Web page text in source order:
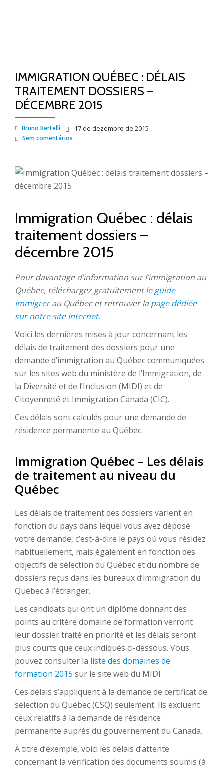
IMMIGRATION QUÉBEC : DÉLAIS
TRAITEMENT DOSSIERS –
DÉCEMBRE 2015
Bruno Bertelli 17 de dezembro de 2015
Sem comentários
Immigration Québec : délais
traitement dossiers –
décembre 2015
Pour davantage d’information sur l’immigration au
Québec, téléchargez gratuitement leguide
Immigrerau Québec et retrouver la page dédiée
sur notre site Internet.
Voici les dernières mises à jour concernant les
délais de traitement des dossiers pour une
demande d’immigration au Québec communiquées
sur les sites web du ministère de l’Immigration, de
la Diversité et de l’Inclusion (MIDI) et de
Citoyenneté et Immigration Canada (CIC).
Ces délais sont calculés pour une demande de
résidence permanente au Québec.
Immigration Québec – Les délais
de traitement au niveau du
Québec
Les délais de traitement des dossiers varient en
fonction du pays dans lequel vous avez déposé
votre demande, c’est-à-dire le pays où vous résidez
habituellement, mais également en fonction des
objectifs de sélection du Québec et du nombre de
dossiers reçus dans les bureaux d’immigration du
Québec à l’étranger.
Les candidats qui ont un diplôme donnant des
points au critère domaine de formation verront
leur dossier traité en priorité et les délais seront
plus courts que ceux indiqués ci-dessous. Vous
pouvez consulter la liste des domaines de
formation 2015 sur le site web du MIDI
Ces délais s’appliquent à la demande de certificat de
sélection du Québec (CSQ) seulement. Ils excluent
ceux relatifs à la demande de résidence
permanente auprès du gouvernement du Canada.
À titre d’exemple, voici les délais d’attente
concernant la vérification des documents soumis (à